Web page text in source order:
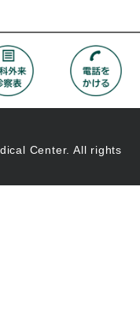
Center. All rights